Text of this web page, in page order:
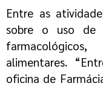
Entre as
sobre o uso de
alimentares.
oficina de